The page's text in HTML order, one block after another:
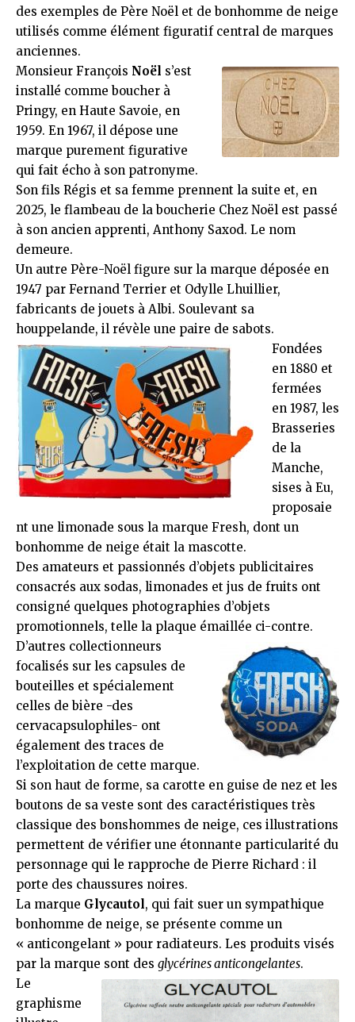
des exemples de Père Noël et de bonhomme de neige
utilisés comme élément figuratif central de marques
anciennes.
Monsieur François Noël s’est
installé comme boucher à
Pringy, en Haute Savoie, en
1959. En 1967, il dépose une
marque purement figurative
qui fait écho à son patronyme.
Son fils Régis et sa femme prennent la suite et, en
2025, le flambeau de laboucherie Chez Noël est passé
à son ancien apprenti, Anthony Saxod. Le nom
demeure.
Un autre Père-Noël figure sur la marque déposée en
1947 par Fernand Terrier et Odylle Lhuillier,
fabricants de jouets à Albi. Soulevant sa
houppelande, il révèle une paire de sabots.
Fondées
en 1880 et
fermées
en 1987, les
Brasseries
de la
Manche,
sises à Eu,
proposaie
nt une limonade sous la marque Fresh, dont un
bonhomme de neige était la mascotte.
Des amateurs et passionnés d’objets publicitaires
consacrés aux sodas, limonades et jus de fruits ont
consigné quelques photographies d’objets
promotionnels, telle la plaque émaillée ci-contre.
D’autres collectionneurs
focalisés sur les capsules de
bouteilles et spécialement
celles de bière -des
cervacapsulophiles- ont
également des traces de
l’exploitation de cette marque.
Si son haut de forme, sa carotte en guise de nez et les
boutons de sa veste sont des caractéristiques très
classique des bonshommes de neige, ces illustrations
permettent de vérifier une étonnante particularité du
personnage qui le rapproche de Pierre Richard : il
porte des chaussures noires.
La marque Glycautol, qui fait suer un sympathique
bonhomme de neige, se présente comme un
« anticongelant » pour radiateurs. Les produits visés
par la marque sont des glycérines anticongelantes.
Le
graphisme